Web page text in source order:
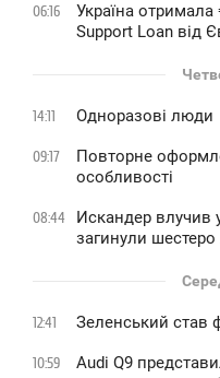
06:16
Україна
Support Loan від
14:11 Одноразові люди
09:17
Повторне
особливості
08:44
Искандер влучив
загинули
12:41 Зеленський став
10:59
Audi Q9